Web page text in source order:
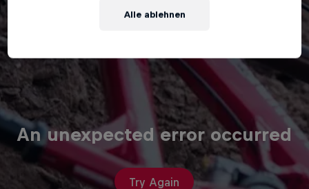
An unexpected error occurred
Try Again
Alle ablehnen